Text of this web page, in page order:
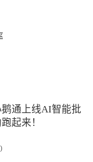
通上线AI智能批
起来！